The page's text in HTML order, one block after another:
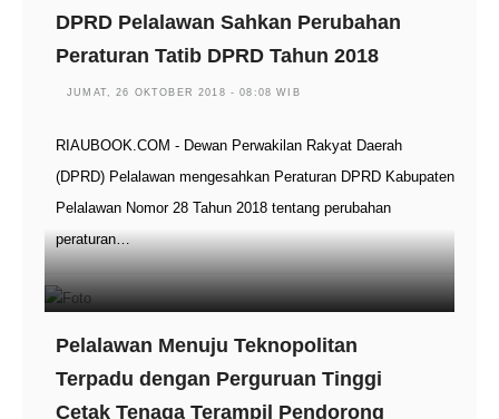
DPRD Pelalawan Sahkan Perubahan
Peraturan Tatib DPRD Tahun 2018
JUMAT, 26 OKTOBER 2018 - 08:08 WIB
RIAUBOOK.COM - Dewan Perwakilan Rakyat Daerah
(DPRD) Pelalawan mengesahkan Peraturan DPRD Kabupaten
Pelalawan Nomor 28 Tahun 2018 tentang perubahan
peraturan…
Pelalawan Menuju Teknopolitan
Terpadu dengan Perguruan Tinggi
Cetak Tenaga Terampil Pendorong